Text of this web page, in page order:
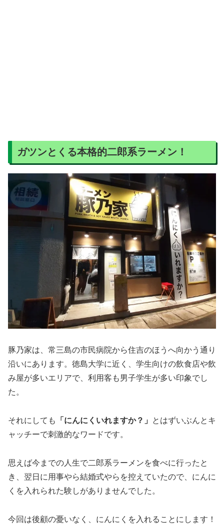
ガツンとくる本格的二郎系ラーメン！
豚乃家は、常三島の市民病院から住吉のほうへ向かう通り
沿いにあります。徳島大学に近く、学生向けの飲食店や飲
み屋が多いエリアで、利用客も男子学生が多い印象でし
た。
それにしても 「にんにくいれますか？」
とはずいぶんとキ
ャッチーで刺激的なワードです。
思えば今までの人生で二郎系ラーメンを食べに行ったと
き、翌日に用事やら結婚式やらを控えていたので、にんに
くを入れられた験しがありませんでした。
今回は後顧の憂いなく、にんにくを入れることにします！